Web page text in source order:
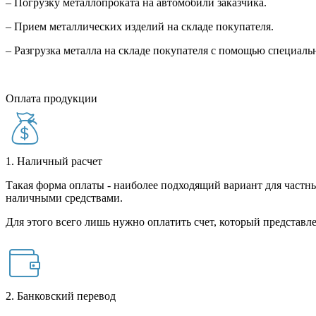
– Прием металлических изделий на складе покупателя.
– Разгрузка металла на складе покупателя с помощью
Оплата продукции
1. Наличный расчет
Такая форма оплаты - наиболее подходящий вариант для
наличными средствами.
Для этого всего лишь нужно оплатить счет, который
2. Банковский перевод